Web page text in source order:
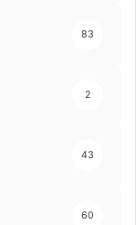
83
2
43
60